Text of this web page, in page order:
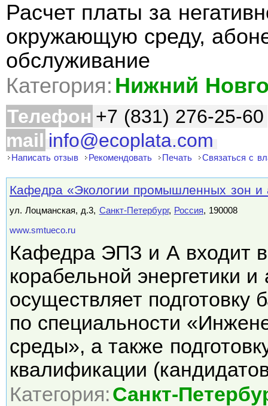
Расчет платы за
окружающую среду,
обслуживание
Категория: Нижний
Телефон +7 (831) 276-25-60
mail info@ecoplata.com
Написать отзыв Рекомендовать Печать Связаться с
Кафедра «Экологии промышленных зон
ул. Лоцманская, д.3, Санкт-Петербург, Россия, 190008
www.smtueco.ru
Кафедра ЭПЗ и А входит в
корабельной энергетики
осуществляет подготовку
по специальности
среды», а также
квалификации
Категория:Санкт-